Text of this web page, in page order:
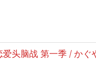
头脑战 第一季 / かぐ